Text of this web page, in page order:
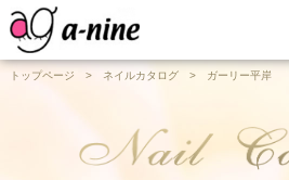
トップページ > ネイルカタログ > ガーリー平岸